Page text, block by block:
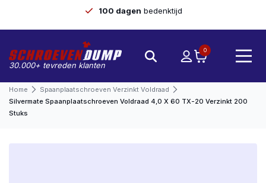
100 dagen bedenktijd
30.000+ tevreden klanten
0
Home
Spaanplaatschroeven Verzinkt Voldraad
Silvermate Spaanplaatschroeven Voldraad 4,0 X 60 TX-20 Verzinkt 200
Stuks